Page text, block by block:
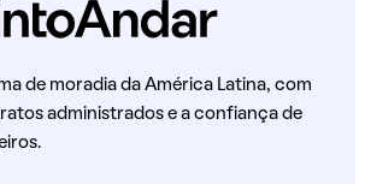
de moradia da América Latina, com
administrados e a confiança de